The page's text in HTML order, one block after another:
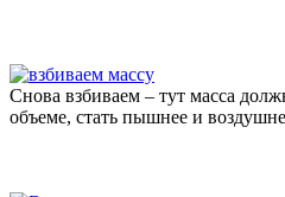
Снова взбиваем – тут масса
объеме, стать пышнее и